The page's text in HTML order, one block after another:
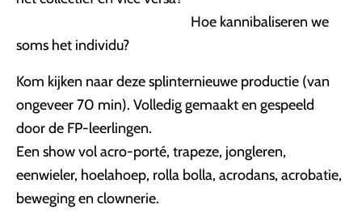
Hoe kannibaliseren we
soms het individu?
Kom kijken naar deze splinternieuwe productie (van
ongeveer 70 min). Volledig gemaakt en gespeeld
door de FP-leerlingen.
Een show vol acro-porté, trapeze, jongleren,
eenwieler, hoelahoep, rolla bolla, acrodans, acrobatie,
beweging en clownerie.